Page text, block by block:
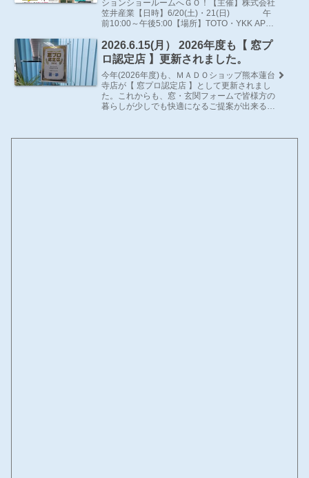
ションショールームへＧＯ！【主催】株式会社
笠井産業【日時】6/20(土)・21(日) 午
前10:00～午後5:00【場所】TOTO・YKK AP熊
2026.6.15(月） 2026年度も【 窓プ
ロ認定店 】更新されました。
今年(2026年度)も、ＭＡＤＯショップ熊本蓮台
寺店が【 窓プロ認定店 】として更新されまし
た。これからも、窓・玄関フォームで皆様方の
暮らしが少しでも快適になるご提案が出来るよ